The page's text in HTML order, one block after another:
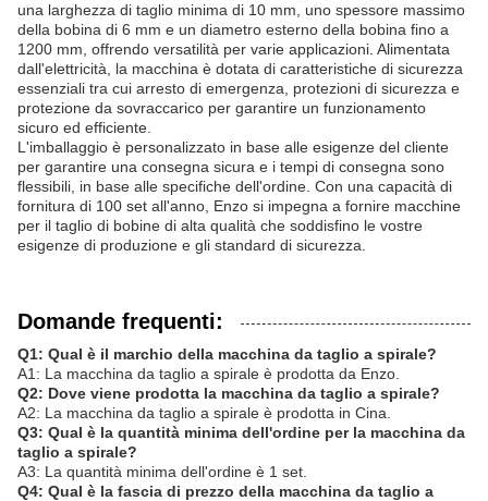
una larghezza di taglio minima di 10 mm, uno spessore massimo
della bobina di 6 mm e un diametro esterno della bobina fino a
1200 mm, offrendo versatilità per varie applicazioni. Alimentata
dall'elettricità, la macchina è dotata di caratteristiche di sicurezza
essenziali tra cui arresto di emergenza, protezioni di sicurezza e
protezione da sovraccarico per garantire un funzionamento
sicuro ed efficiente.
L'imballaggio è personalizzato in base alle esigenze del cliente
per garantire una consegna sicura e i tempi di consegna sono
flessibili, in base alle specifiche dell'ordine. Con una capacità di
fornitura di 100 set all'anno, Enzo si impegna a fornire macchine
per il taglio di bobine di alta qualità che soddisfino le vostre
esigenze di produzione e gli standard di sicurezza.
Domande frequenti:
Q1: Qual è il marchio della macchina da taglio a spirale?
A1: La macchina da taglio a spirale è prodotta da Enzo.
Q2: Dove viene prodotta la macchina da taglio a spirale?
A2: La macchina da taglio a spirale è prodotta in Cina.
Q3: Qual è la quantità minima dell'ordine per la macchina da
taglio a spirale?
A3: La quantità minima dell'ordine è 1 set.
Q4: Qual è la fascia di prezzo della macchina da taglio a